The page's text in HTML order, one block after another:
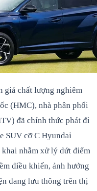
giá chất lượng nghiêm
(HMC), nhà phân phối
đã chính thức phát đi
SUV cỡ C Hyundai
nhằm xử lý dứt điểm
điều khiển, ảnh hưởng
đang lưu thông trên thị